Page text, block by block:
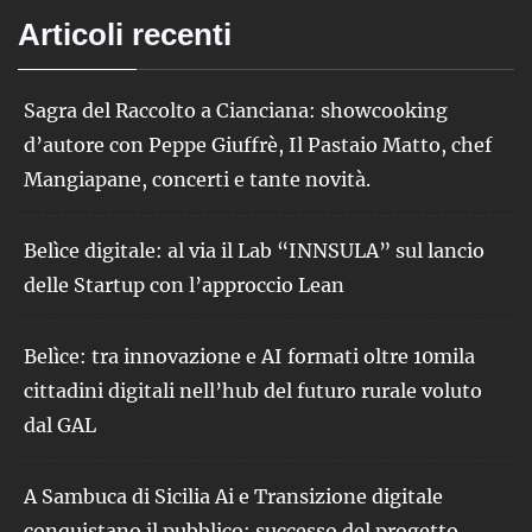
Articoli recenti
Sagra del Raccolto a Cianciana: showcooking
d’autore con Peppe Giuffrè, Il Pastaio Matto, chef
Mangiapane, concerti e tante novità.
Belìce digitale: al via il Lab “INNSULA” sul lancio
delle Startup con l’approccio Lean
Belìce: tra innovazione e AI formati oltre 10mila
cittadini digitali nell’hub del futuro rurale voluto
dal GAL
A Sambuca di Sicilia Ai e Transizione digitale